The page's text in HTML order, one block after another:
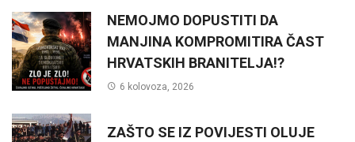
NEMOJMO DOPUSTITI DA
MANJINA KOMPROMITIRA ČAST
HRVATSKIH BRANITELJA!?
6 kolovoza, 2026
ZAŠTO SE IZ POVIJESTI OLUJE